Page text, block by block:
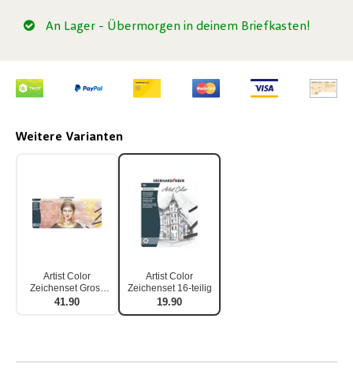
An Lager - Übermorgen in deinem Briefkasten!
Weitere Varianten
Artist Color
Zeichenset Gross
37-teilig
41.90
Artist Color
Zeichenset 16-teilig
19.90